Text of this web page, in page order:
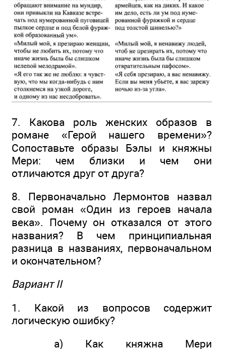
7. Какова роль женских образов в
романе «Герой нашего времени»?
Сопоставьте образы Бэлы и княжны
Мери: чем близки и чем они
отличаются друг от друга?
8. Первоначально Лермонтов назвал
свой роман «Один из героев начала
века». Почему он отказался от этого
названия? В чем принципиальная
разница в названиях, первоначальном
и окончательном?
Вариант II
1. Какой из вопросов содержит
логическую ошибку?
а) Как княжна Мери